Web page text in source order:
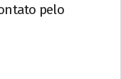
pelo